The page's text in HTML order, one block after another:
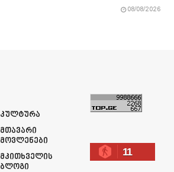
08/08/2026
Კულტურა
Მთავარი
Მოვლენები
Მკითხველის
Ბლოგი
11